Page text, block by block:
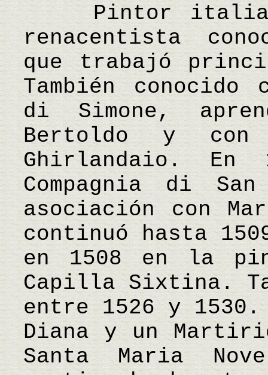
Pintor italiano
renacentista
que trabajó
También
di Simone,
Bertoldo y con
Ghirlandaio.
Compagnia di
asociación con
continuó hasta
en 1508 en la
Capilla Sixtina.
entre 1526 y
Diana y un
Santa Maria